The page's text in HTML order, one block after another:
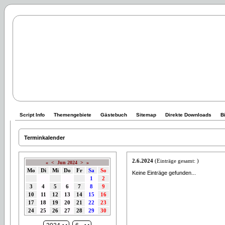
Script Info Themengebiete Gästebuch Sitemap Direkte Downloads
Terminkalender
« < Jun 2024 > »
Mo Di Mi Do Fr Sa
So
1
2
3
4 5 6 7 8
9
10
11 12 13 14 15
16
17
18 19 20 21 22
23
24
25 26 27 28 29 30
2.6.2024 (Einträge gesamt: )
Keine Einträge gefunden...